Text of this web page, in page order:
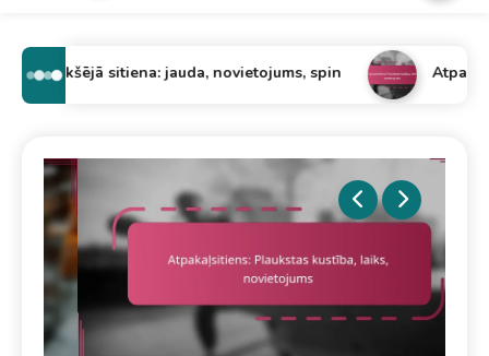
Priekšējā sitiena: jauda, novietojums, spin